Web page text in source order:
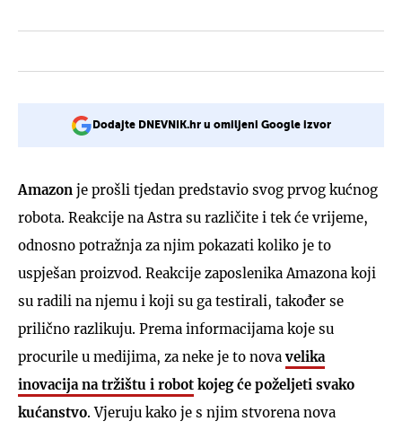
Dodajte DNEVNIK.hr u omiljeni Google izvor
Amazon je prošli tjedan predstavio svog prvog kućnog
robota. Reakcije na Astra su različite i tek će vrijeme,
odnosno potražnja za njim pokazati koliko je to
uspješan proizvod. Reakcije zaposlenika Amazona koji
su radili na njemu i koji su ga testirali, također se
prilično razlikuju. Prema informacijama koje su
procurile u medijima, za neke je to novavelika
inovacija na tržištu i robot kojeg će poželjeti svako
kućanstvo. Vjeruju kako je s njim stvorena nova